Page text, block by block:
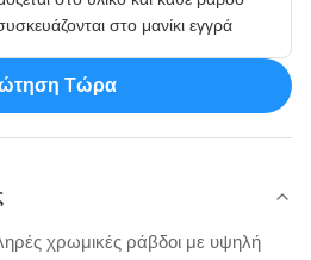
στο μανίκι εγγρά
Τώρα
χρωμικές ράβδοι με υψηλή